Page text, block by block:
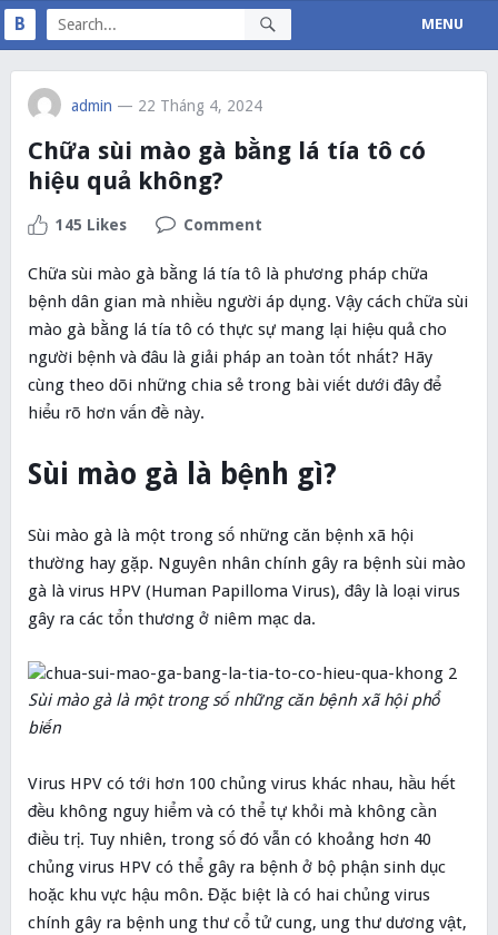
B MENU
admin — 22 Tháng 4, 2024
Chữa sùi mào gà bằng lá tía tô có
hiệu quả không?
145 Likes Comment
Chữa sùi mào gà bằng lá tía tô là phương pháp chữa
bệnh dân gian mà nhiều người áp dụng. Vậy cách chữa sùi
mào gà bằng lá tía tô có thực sự mang lại hiệu quả cho
người bệnh và đâu là giải pháp an toàn tốt nhất? Hãy
cùng theo dõi những chia sẻ trong bài viết dưới đây để
hiểu rõ hơn vấn đề này.
Sùi mào gà là bệnh gì?
Sùi mào gà là một trong số những căn bệnh xã hội
thường hay gặp. Nguyên nhân chính gây ra bệnh sùi mào
gà là virus HPV (Human Papilloma Virus), đây là loại virus
gây ra các tổn thương ở niêm mạc da.
Sùi mào gà là một trong số những căn bệnh xã hội phổ
biến
Virus HPV có tới hơn 100 chủng virus khác nhau, hầu hết
đều không nguy hiểm và có thể tự khỏi mà không cần
điều trị. Tuy nhiên, trong số đó vẫn có khoảng hơn 40
chủng virus HPV có thể gây ra bệnh ở bộ phận sinh dục
hoặc khu vực hậu môn. Đặc biệt là có hai chủng virus
chính gây ra bệnh ung thư cổ tử cung, ung thư dương vật,